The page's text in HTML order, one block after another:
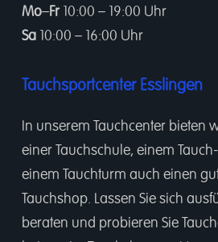
Mo–Fr10:00 – 19:00 Uhr
Sa10:00 – 16:00 Uhr
Tauchsportcenter Esslingen
In unserem Tauchcenterbieten
einer Tauchschule, einem
einem Tauchturm auch einen
Tauchshop. Lassen Sie sich
beraten und probieren Sie